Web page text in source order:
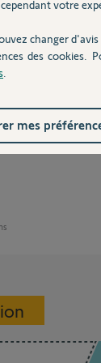
de votre part.
votre
changer
des cookies.
mes